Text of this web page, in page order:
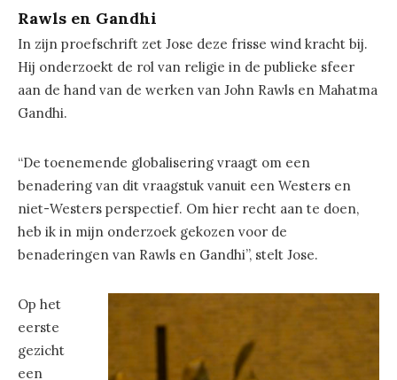
Rawls en Gandhi
In zijn proefschrift zet Jose deze frisse wind kracht bij.
Hij onderzoekt de rol van religie in de publieke sfeer
aan de hand van de werken van John Rawls en Mahatma
Gandhi.
“De toenemende globalisering vraagt om een
benadering van dit vraagstuk vanuit een Westers en
niet-Westers perspectief. Om hier recht aan te doen,
heb ik in mijn onderzoek gekozen voor de
benaderingen van Rawls en Gandhi”, stelt Jose.
Op het
eerste
gezicht
een